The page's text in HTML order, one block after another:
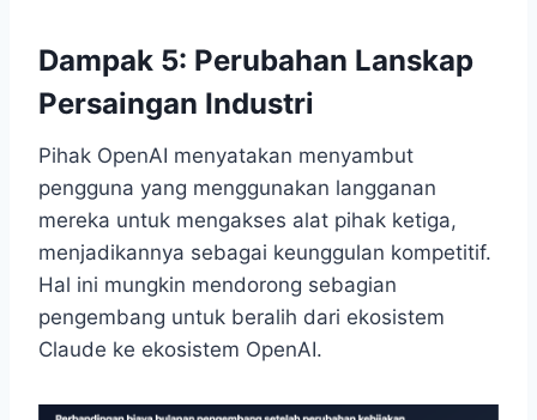
Dampak 5: Perubahan Lanskap
Persaingan Industri
Pihak OpenAI menyatakan menyambut
pengguna yang menggunakan langganan
mereka untuk mengakses alat pihak ketiga,
menjadikannya sebagai keunggulan kompetitif.
Hal ini mungkin mendorong sebagian
pengembang untuk beralih dari ekosistem
Claude ke ekosistem OpenAI.